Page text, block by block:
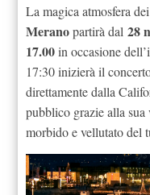
La magica atmosfera
Meranopartirà dal28
17.00in occasione
17:30 inizierà il
direttamente dalla
pubblico grazie alla
morbido e vellutato del